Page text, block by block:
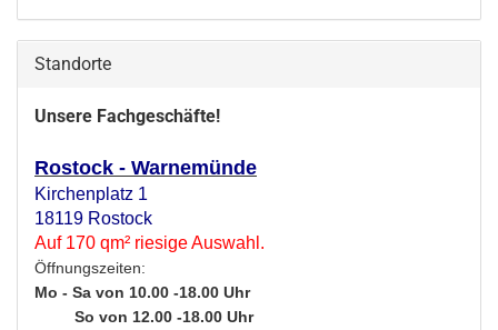
Standorte
Unsere Fachgeschäfte!
Rostock - Warnemünde
Kirchenplatz 1
18119 Rostock
Auf 170 qm² riesige Auswahl.
Öffnungszeiten:
Mo - Sa von 10.00 -18.00 Uhr
So von 12.00 -18.00 Uhr